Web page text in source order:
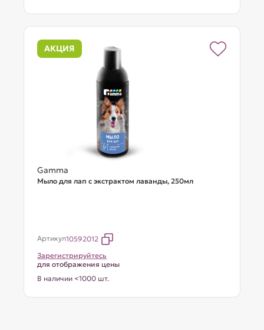
АКЦИЯ
Gamma
Мыло для лап с экстрактом лаванды, 250мл
Артикул10592012
Зарегистрируйтесь
для отображения цены
В наличии <1000 шт.